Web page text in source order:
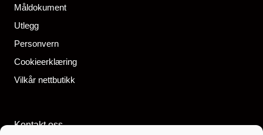
Måldokument
Utlegg
Personvern
Cookieerklæring
Vilkår nettbutikk
Kontakt oss